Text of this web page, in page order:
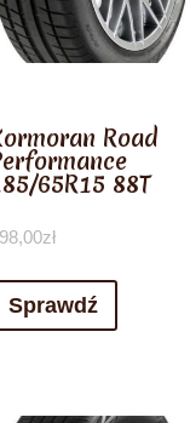
Road
65R15 88T
zł
Sprawdź